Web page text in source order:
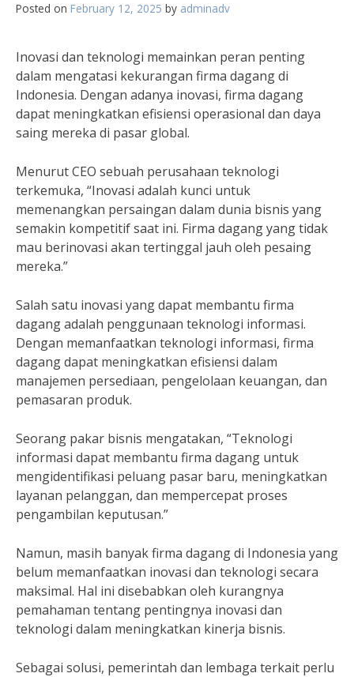
Posted on February 12, 2025 by adminadv
Inovasi dan teknologi memainkan peran penting
dalam mengatasi kekurangan firma dagang di
Indonesia. Dengan adanya inovasi, firma dagang
dapat meningkatkan efisiensi operasional dan daya
saing mereka di pasar global.
Menurut CEO sebuah perusahaan teknologi
terkemuka, “Inovasi adalah kunci untuk
memenangkan persaingan dalam dunia bisnis yang
semakin kompetitif saat ini. Firma dagang yang tidak
mau berinovasi akan tertinggal jauh oleh pesaing
mereka.”
Salah satu inovasi yang dapat membantu firma
dagang adalah penggunaan teknologi informasi.
Dengan memanfaatkan teknologi informasi, firma
dagang dapat meningkatkan efisiensi dalam
manajemen persediaan, pengelolaan keuangan, dan
pemasaran produk.
Seorang pakar bisnis mengatakan, “Teknologi
informasi dapat membantu firma dagang untuk
mengidentifikasi peluang pasar baru, meningkatkan
layanan pelanggan, dan mempercepat proses
pengambilan keputusan.”
Namun, masih banyak firma dagang di Indonesia yang
belum memanfaatkan inovasi dan teknologi secara
maksimal. Hal ini disebabkan oleh kurangnya
pemahaman tentang pentingnya inovasi dan
teknologi dalam meningkatkan kinerja bisnis.
Sebagai solusi, pemerintah dan lembaga terkait perlu